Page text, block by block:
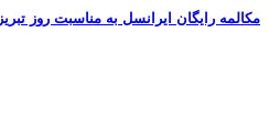
پرش
مکالمه رایگان ایرانسل به مناسبت روز تبریز